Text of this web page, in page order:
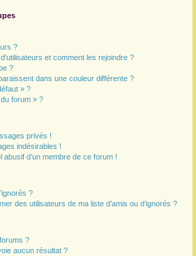
?
et comment les rejoindre ?
?
dans une couleur différente ?
» ?
du forum » ?
privés !
indésirables !
d’un membre de ce forum !
?
des utilisateurs de ma liste d’amis ou d’ignorés ?
?
aucun résultat ?